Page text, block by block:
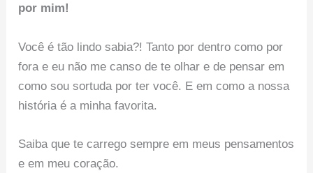
por mim!
Você é tão lindo sabia?! Tanto por dentro como por
fora e eu não me canso de te olhar e de pensar em
como sou sortuda por ter você. E em como a nossa
história é a minha favorita.
Saiba que te carrego sempre em meus pensamentos
e em meu coração.